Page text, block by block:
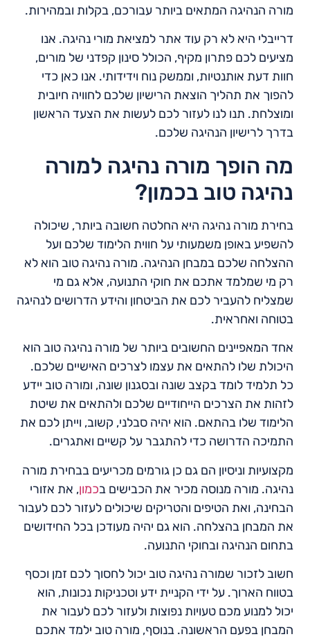
מורה הנהיגה המתאים ביותר עבורכם, בקלות ובמהירות.
דרייבלי היא לא רק עוד אתר למציאת מורי נהיגה. אנו
מציעים לכם פתרון מקיף, הכולל סינון קפדני של מורים,
חוות דעת אותנטיות, וממשק נוח וידידותי. אנו כאן כדי
להפוך את תהליך הוצאת הרישיון שלכם לחוויה חיובית
ומוצלחת. תנו לנו לעזור לכם לעשות את הצעד הראשון
בדרך לרישיון הנהיגה שלכם.
מה הופך מורה נהיגה למורה
נהיגה טוב בכמון?
בחירת מורה נהיגה היא החלטה חשובה ביותר, שיכולה
להשפיע באופן משמעותי על חווית הלימוד שלכם ועל
ההצלחה שלכם במבחן הנהיגה. מורה נהיגה טוב הוא לא
רק מי שמלמד אתכם את חוקי התנועה, אלא גם מי
שמצליח להעביר לכם את הביטחון והידע הדרושים לנהיגה
בטוחה ואחראית.
אחד המאפיינים החשובים ביותר של מורה נהיגה טוב הוא
היכולת שלו להתאים את עצמו לצרכים האישיים שלכם.
כל תלמיד לומד בקצב שונה ובסגנון שונה, ומורה טוב יידע
לזהות את הצרכים הייחודיים שלכם ולהתאים את שיטת
הלימוד שלו בהתאם. הוא יהיה סבלני, קשוב, וייתן לכם את
התמיכה הדרושה כדי להתגבר על קשיים ואתגרים.
מקצועיות וניסיון הם גם כן גורמים מכריעים בבחירת מורה
נהיגה. מורה מנוסה מכיר את הכבישים בכמון, את אזורי
הבחינה, ואת הטיפים והטריקים שיכולים לעזור לכם לעבור
את המבחן בהצלחה. הוא גם יהיה מעודכן בכל החידושים
בתחום הנהיגה ובחוקי התנועה.
חשוב לזכור שמורה נהיגה טוב יכול לחסוך לכם זמן וכסף
בטווח הארוך. על ידי הקניית ידע וטכניקות נכונות, הוא
יכול למנוע מכם טעויות נפוצות ולעזור לכם לעבור את
המבחן בפעם הראשונה. בנוסף, מורה טוב ילמד אתכם